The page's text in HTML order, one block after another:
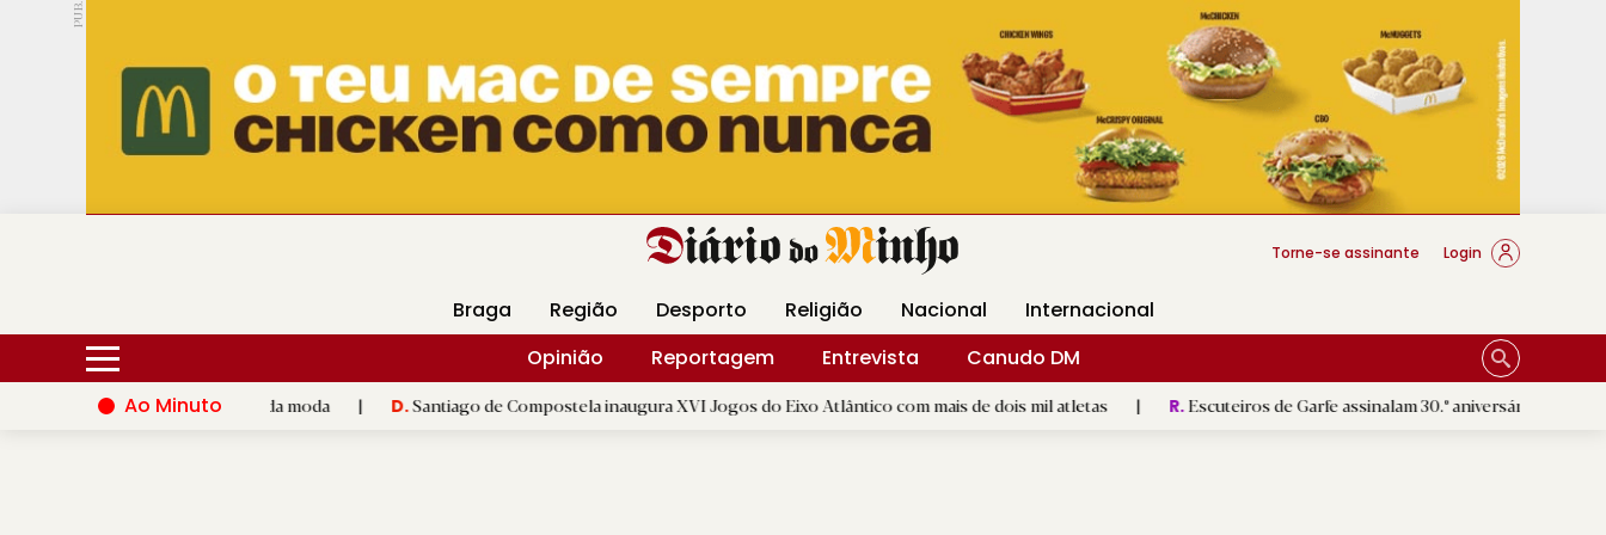
PUB.
Hoje 17ºC 25ºC DMtv Revista Minha Gráfica DM Livraria DM Arquidiocese Braga
Torne-se assinante Login
Braga Região Desporto Religião Nacional
Internacional
Opinião
Reportagem Entrevista
Canudo DM
Ao Minuto
do mundo da moda D.Santiago de Compostela inaugura XVI Jogos do Eixo Atlântico com mais de dois mil atletas | R.Escuteiros de Garfe assinalam 30.º aniversário em setembro